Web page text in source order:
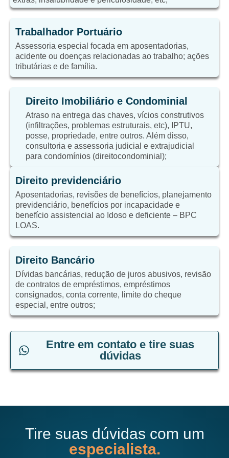
Trabalhador Portuário
Assessoria especial focada em aposentadorias,
acidente ou doenças relacionadas ao trabalho; ações
tributárias e de família.
Direito Imobiliário e Condominial
Atraso na entrega das chaves, vícios construtivos
(infiltrações, problemas estruturais, etc), IPTU,
posse, propriedade, entre outros. Além disso,
consultoria e assessoria judicial e extrajudicial
para condomínios (direitocondominial);
Direito previdenciário
Aposentadorias, revisões de benefícios, planejamento
previdenciário, benefícios por incapacidade e
benefício assistencial ao Idoso e deficiente – BPC
LOAS.
Direito Bancário
Dívidas bancárias, redução de juros abusivos, revisão
de contratos de empréstimos, empréstimos
consignados, conta corrente, limite do cheque
especial, entre outros;
Entre em contato e tire suas
dúvidas
Tire suas dúvidas com um
especialista.